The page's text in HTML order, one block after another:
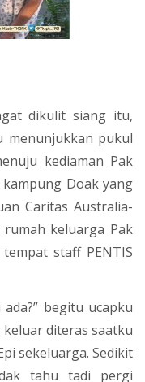
dikulit siang itu,
menunjukkan pukul
kediaman Pak
Doak yang
Caritas Australia-
rumah keluarga Pak
staff PENTIS
begitu ucapku
diteras saatku
sekeluarga. Sedikit
tahu tadi pergi